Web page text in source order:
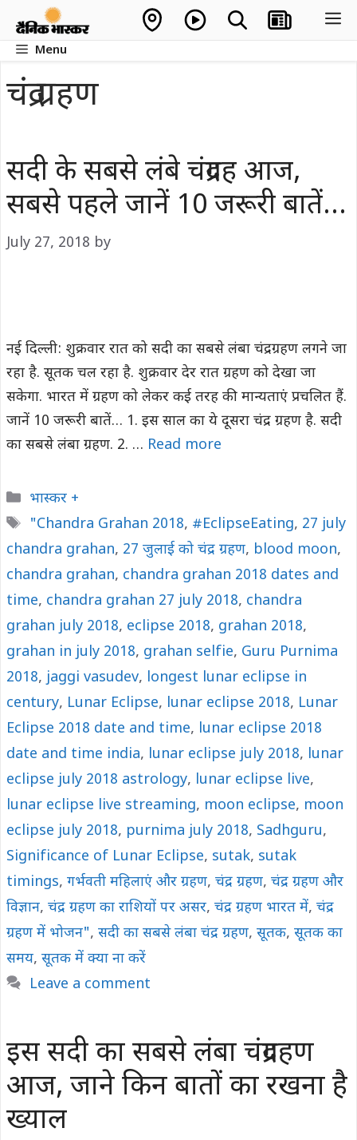
contentMenu
चंद्र ग्रहण
सदी के सबसे लंबे चंद्रग्रह आज,
सबसे पहले जानें 10 जरूरी बातें…
July 27, 2018 by
नई दिल्‍ली: शुक्रवार रात को सदी का सबसे लंबा चंद्रग्रहण लगने जा
रहा है. सूतक चल रहा है. शुक्रवार देर रात ग्रहण को देखा जा
सकेगा. भारत में ग्रहण को लेकर कई तरह की मान्‍यताएं प्रचलित हैं.
जानें 10 जरूरी बातें… 1. इस साल का ये दूसरा चंद्र ग्रहण है. सदी
का सबसे लंबा ग्रहण. 2. … Read more
Categories
भास्कर +
Tags
"Chandra Grahan 2018, #EclipseEating, 27 july
chandra grahan, 27 जुलाई को चंद्र ग्रहण, blood moon,
chandra grahan, chandra grahan 2018 dates and
time, chandra grahan 27 july 2018, chandra
grahan july 2018, eclipse 2018, grahan 2018,
grahan in july 2018, grahan selfie, Guru Purnima
2018, jaggi vasudev, longest lunar eclipse in
century, Lunar Eclipse, lunar eclipse 2018, Lunar
Eclipse 2018 date and time, lunar eclipse 2018
date and time india, lunar eclipse july 2018, lunar
eclipse july 2018 astrology, lunar eclipse live,
lunar eclipse live streaming, moon eclipse, moon
eclipse july 2018, purnima july 2018, Sadhguru,
Significance of Lunar Eclipse, sutak, sutak
timings, गर्भवती महिलाएं और ग्रहण, चंद्र ग्रहण, चंद्र ग्रहण और
विज्ञान, चंद्र ग्रहण का राशियों पर असर, चंद्र ग्रहण भारत में, चंद्र
ग्रहण में भोजन", सदी का सबसे लंबा चंद्र ग्रहण, सूतक, सूतक का
समय, सूतक में क्‍या ना करें
Leave a comment
इस सदी का सबसे लंबा चंद्रग्रहण
आज, जाने किन बातों का रखना है
ख्याल